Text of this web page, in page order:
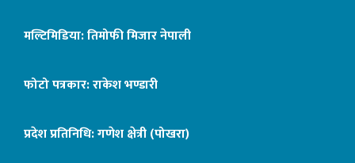
मल्टिमिडिया: तिमोफी मिजार नेपाली
फोटो पत्रकार: राकेश भण्डारी
प्रदेश प्रतिनिधि: गणेश क्षेत्री (पोखरा)